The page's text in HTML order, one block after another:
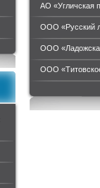
АО «Угличская
ООО «Русский
ООО
ООО